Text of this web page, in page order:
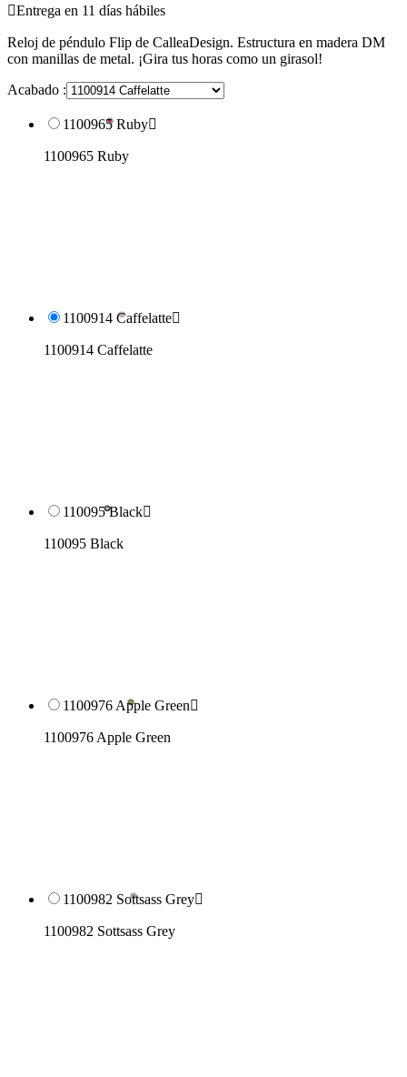
Entrega en 11 días hábiles
Reloj de péndulo Flip de CalleaDesign. Estructura en madera DM
con manillas de metal. ¡Gira tus horas como un girasol!
Acabado :
1100965 Ruby
1100965 Ruby
1100914 Caffelatte
1100914 Caffelatte
110095 Black
110095 Black
1100976 Apple Green
1100976 Apple Green
1100982 Sottsass Grey
1100982 Sottsass Grey